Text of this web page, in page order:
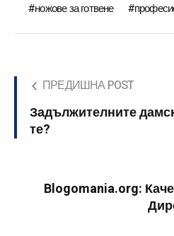
ножове за готвене
ПРЕДИШНА POST
Задължителните
те?
Blogomania.org: